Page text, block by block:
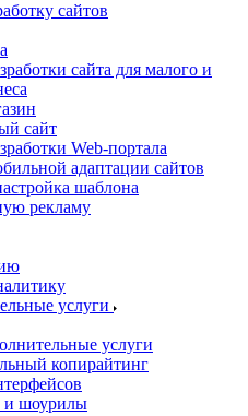
сайтов
сайта для малого и
сайт
Web-портала
адаптации сайтов
шаблона
рекламу
услуги
услуги
копирайтинг
и шоурилы